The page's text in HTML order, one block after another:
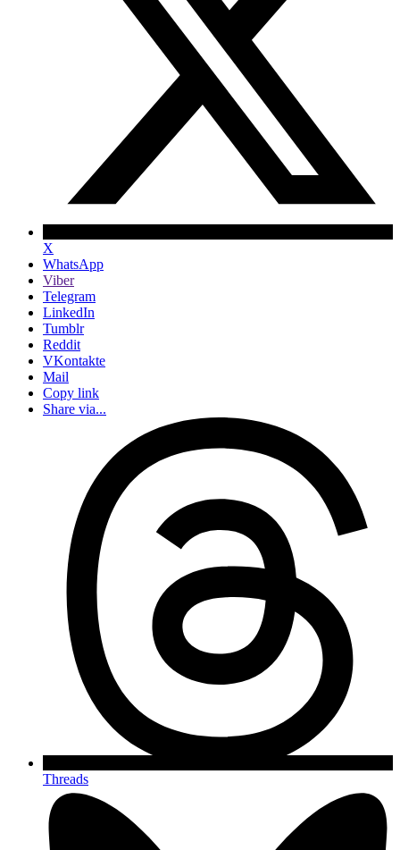
X
WhatsApp
Viber
Telegram
LinkedIn
Tumblr
Reddit
VKontakte
Mail
Copy link
Share via...
Threads